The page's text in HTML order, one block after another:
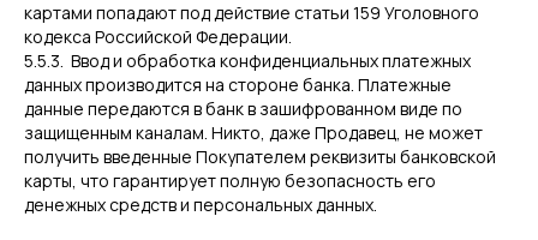
картами попадают под действие статьи 159 Уголовного
кодекса Российской Федерации.
5.5.3. Ввод и обработка конфиденциальных платежных
данных производится на стороне банка. Платежные
данные передаются в банк в зашифрованном виде по
защищенным каналам. Никто, даже Продавец, не может
получить введенные Покупателем реквизиты банковской
карты, что гарантирует полную безопасность его
денежных средств и персональных данных.